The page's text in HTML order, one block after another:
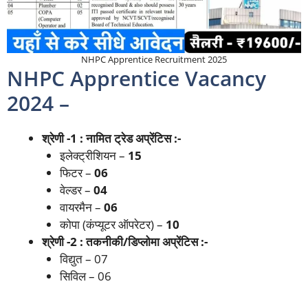
NHPC Apprentice Recruitment 2025
NHPC Apprentice Vacancy
2024 –
श्रेणी -1 : नामित ट्रेड अप्रेंटिस :-
इलेक्ट्रीशियन – 15
फिटर – 06
वेल्डर – 04
वायरमैन – 06
कोपा (कंप्यूटर ऑपरेटर) – 10
श्रेणी -2 : तकनीकी/डिप्लोमा अप्रेंटिस :-
विद्युत – 07
सिविल – 06